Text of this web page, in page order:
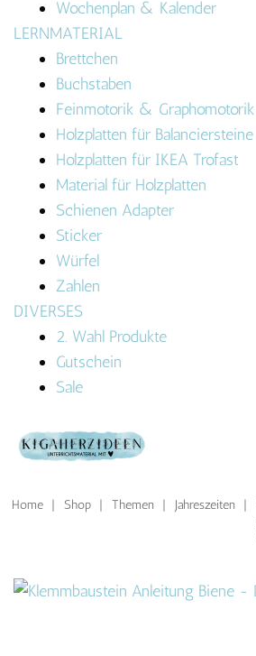
Wochenplan & Kalender
LERNMATERIAL
Brettchen
Buchstaben
Feinmotorik & Graphomotorik
Holzplatten für Balanciersteine
Holzplatten für IKEA Trofast
Material für Holzplatten
Schienen Adapter
Sticker
Würfel
Zahlen
DIVERSES
2. Wahl Produkte
Gutschein
Sale
Home | Shop | Themen | Jahreszeiten |